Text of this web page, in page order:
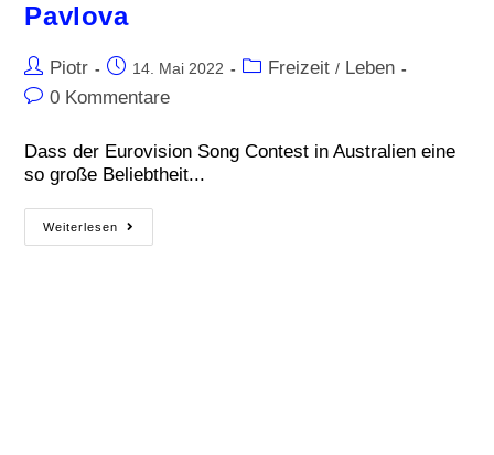
Pavlova
Piotr 14. Mai 2022 Freizeit / Leben
0 Kommentare
Dass der Eurovision Song Contest in Australien eine
so große Beliebtheit...
Weiterlesen